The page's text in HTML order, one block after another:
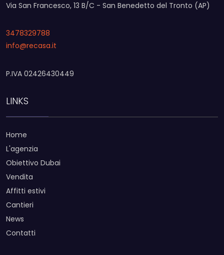
Via San Francesco, 13 B/C - San Benedetto del Tronto (AP)
3478329788
info@recasa.it
P.IVA 02426430449
LINKS
Home
L'agenzia
Obiettivo Dubai
Vendita
Affitti estivi
Cantieri
News
Contatti